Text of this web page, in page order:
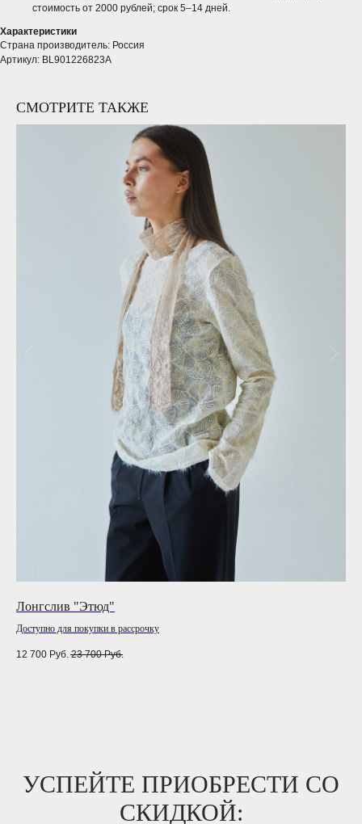
стоимость от 2000 рублей; срок 5–14 дней.​
Характеристики
Страна производитель: Россия
Артикул: BL901226823A
СМОТРИТЕ ТАКЖЕ
Лонгслив "Этюд"
Доступно для покупки в рассрочку
12 700 Руб. 23 700 Руб.
УСПЕЙТЕ ПРИОБРЕСТИ СО
СКИДКОЙ: